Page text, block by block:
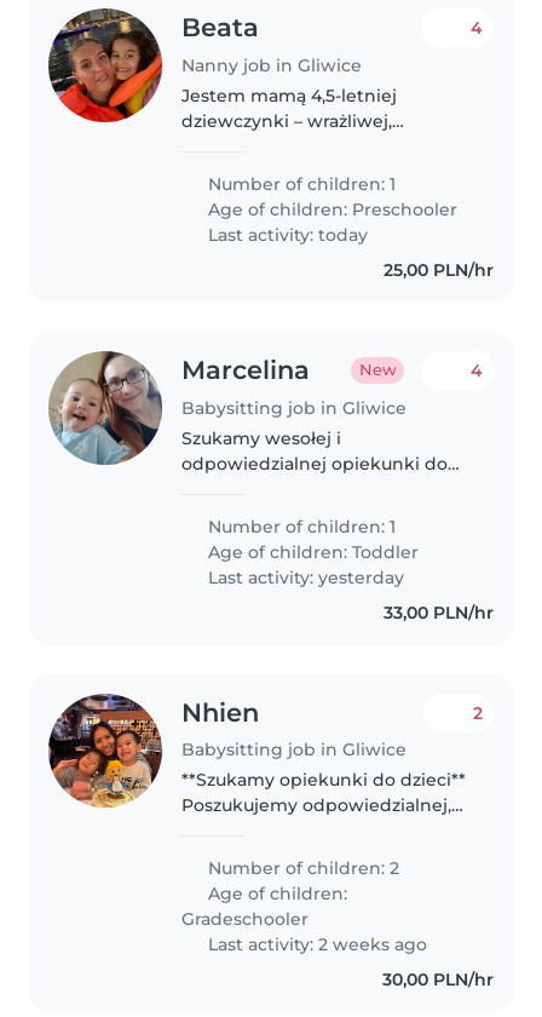
Beata
Nanny job in Gliwice
4
Jestem mamą 4,5-letniej
dziewczynki – wrażliwej,
Moja córka lubi zabawę,
rozmowy i potrzebuje osoby,
przy której będzie czuła się
bezpiecznie i spokojnie...
Number of children: 1
Age of children: Preschooler
Last activity: today
25,00 PLN/hr
Marcelina New
Babysitting job in Gliwice
4
Szukamy wesołej i
odpowiedzialnej opiekunki do
pomocy w codziennych
obowiązkach domowych.
Kontakt mile widziany!
Number of children: 1
Age of children:Toddler
Last activity: yesterday
33,00 PLN/hr
Nhien
Babysitting job in Gliwice
2
**Szukamy opiekunki do dzieci**
Poszukujemy odpowiedzialnej,
opieki nad naszymi dziećmi.
**Godziny pracy:** *
**Poniedziałek – Czwartek:**
16:00–20:00..
Number of children: 2
Age of children:
Gradeschooler
Last activity: 2 weeks ago
30,00 PLN/hr